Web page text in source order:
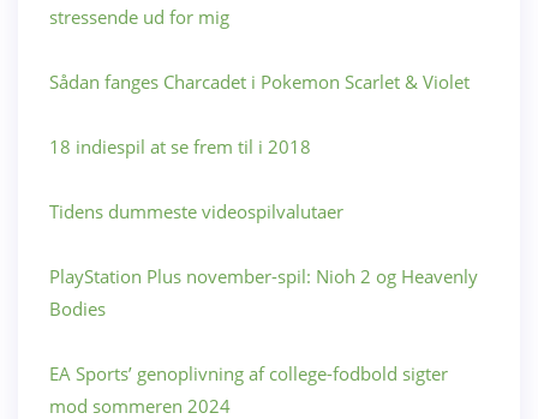
stressende ud for mig
Sådan fanges Charcadet i Pokemon Scarlet & Violet
18 indiespil at se frem til i 2018
Tidens dummeste videospilvalutaer
PlayStation Plus november-spil: Nioh 2 og Heavenly
Bodies
EA Sports’ genoplivning af college-fodbold sigter
mod sommeren 2024